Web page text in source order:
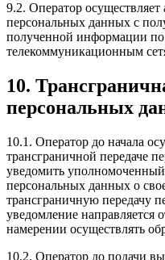
9.2. Оператор
персональных данных с
полученной информации
телекоммуникационным
10.
персональных
10.1. Оператор до начала
трансграничной передаче
уведомить
персональных данных о
трансграничную передачу
уведомление направляется
намерении осуществлять
10.2. Оператор до подачи